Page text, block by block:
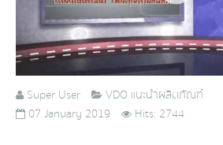
Super User
VDO แนะนำผลิตภัณฑ์
07 January 2019
Hits: 2744